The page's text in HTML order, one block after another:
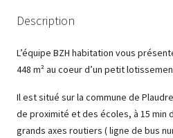
Description
L’équipe BZH habitation vous
448 m² au coeur d’un petit
Il est situé sur la commune de
de proximité et des écoles, à 15 min
grands axes routiers ( ligne de bus